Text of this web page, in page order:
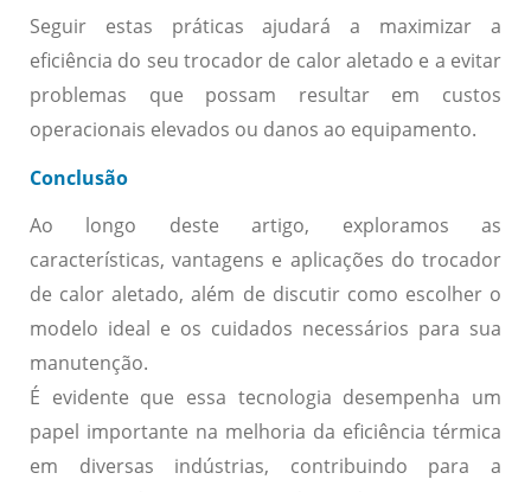
Seguir estas práticas ajudará a maximizar a
eficiência do seu trocador de calor aletado e a evitar
problemas que possam resultar em custos
operacionais elevados ou danos ao equipamento.
Conclusão
Ao longo deste artigo, exploramos as
características, vantagens e aplicações do trocador
de calor aletado, além de discutir como escolher o
modelo ideal e os cuidados necessários para sua
manutenção.
É evidente que essa tecnologia desempenha um
papel importante na melhoria da eficiência térmica
em diversas indústrias, contribuindo para a